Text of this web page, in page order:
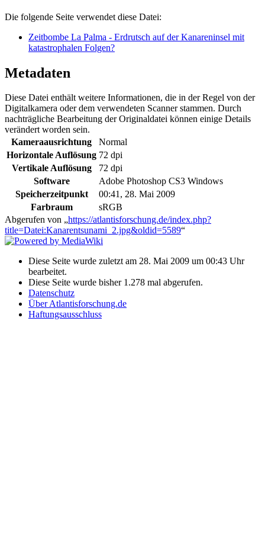
Die folgende Seite verwendet diese Datei:
Zeitbombe La Palma - Erdrutsch auf der Kanareninsel mit
katastrophalen Folgen?
Metadaten
Diese Datei enthält weitere Informationen, die in der Regel von der
Digitalkamera oder dem verwendeten Scanner stammen. Durch
nachträgliche Bearbeitung der Originaldatei können einige Details
verändert worden sein.
Kameraausrichtung
Normal
Horizontale Auflösung 72 dpi
Vertikale Auflösung
72 dpi
Software
Adobe Photoshop CS3 Windows
Speicherzeitpunkt
00:41, 28. Mai 2009
Farbraum
sRGB
Abgerufen von „https://atlantisforschung.de/index.php?
title=Datei:Kanarentsunami_2.jpg&oldid=5589“
Diese Seite wurde zuletzt am 28. Mai 2009 um 00:43 Uhr
bearbeitet.
Diese Seite wurde bisher 1.278 mal abgerufen.
Datenschutz
Über Atlantisforschung.de
Haftungsausschluss